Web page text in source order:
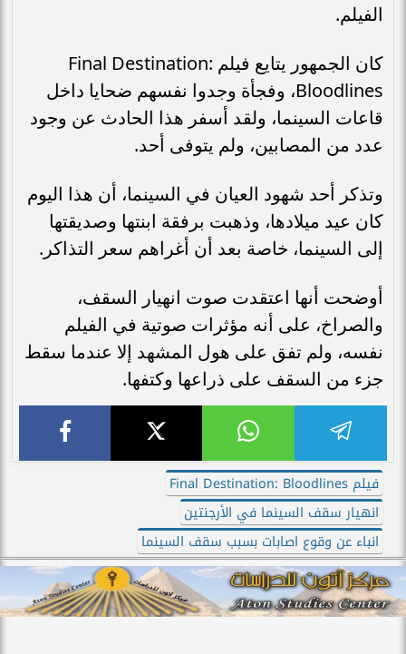
الفيلم.
كان الجمهور يتايع فيلم Final Destination:
Bloodlines، وفجأة وجدوا نفسهم ضحايا داخل
قاعات السينما، ولقد أسفر هذا الحادث عن وجود
عدد من المصابين، ولم يتوفى أحد.
وتذكر أحد شهود العيان في السينما، أن هذا اليوم
كان عيد ميلادها، وذهبت برفقة ابنتها وصديقتها
إلى السينما، خاصة بعد أن أغراهم سعر التذاكر.
أوضحت أنها اعتقدت صوت انهيار السقف،
والصراخ، على أنه مؤثرات صوتية في الفيلم
نفسه، ولم تفق على هول المشهد إلا عندما سقط
جزء من السقف على ذراعها وكتفها.
فيلم Final Destination: Bloodlines
انهيار سقف السينما في الأرجنتين
انباء عن وقوع اصابات بسبب سقف السينما